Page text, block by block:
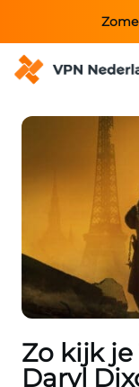
Zo kijk
Daryl